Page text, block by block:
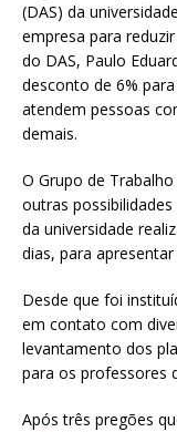
(DAS) da
empresa para
do DAS, Paulo
desconto de 6%
atendem pessoas
demais.
O Grupo de
outras
da universidade
dias, para
Desde que foi
em contato com
levantamento dos
para os professores
Após três pregões